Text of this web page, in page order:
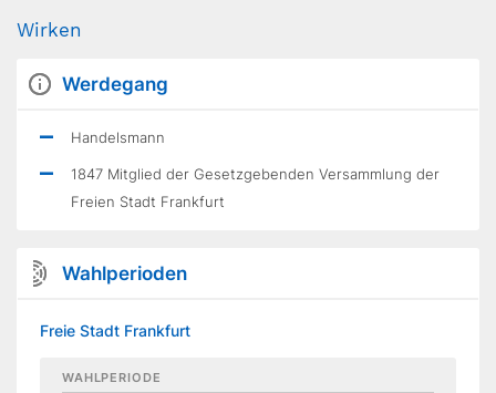
Wirken
Werdegang
Handelsmann
1847 Mitglied der Gesetzgebenden Versammlung der
Freien Stadt Frankfurt
Wahlperioden
Freie Stadt Frankfurt
WAHLPERIODE